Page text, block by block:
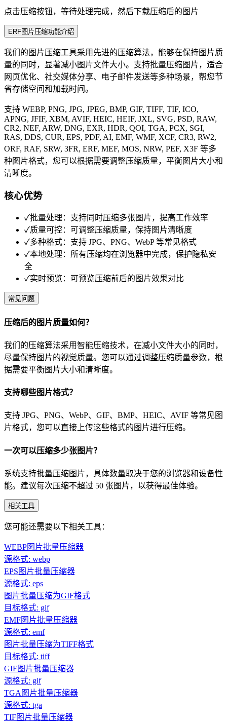
点击压缩按钮，等待处理完成，然后下载压缩后的图片
ERF图片压缩功能介绍
我们的图片压缩工具采用先进的压缩算法，能够在保持图片质
量的同时，显著减小图片文件大小。支持批量压缩图片，适合
网页优化、社交媒体分享、电子邮件发送等多种场景，帮您节
省存储空间和加载时间。
支持 WEBP, PNG, JPG, JPEG, BMP, GIF, TIFF, TIF, ICO,
APNG, JFIF, XBM, AVIF, HEIC, HEIF, JXL, SVG, PSD, RAW,
CR2, NEF, ARW, DNG, EXR, HDR, QOI, TGA, PCX, SGI,
RAS, DDS, CUR, EPS, PDF, AI, EMF, WMF, XCF, CR3, RW2,
ORF, RAF, SRW, 3FR, ERF, MEF, MOS, NRW, PEF, X3F 等多
种图片格式，您可以根据需要调整压缩质量，平衡图片大小和
清晰度。
核心优势
✓批量处理：支持同时压缩多张图片，提高工作效率
✓质量可控：可调整压缩质量，保持图片清晰度
✓多种格式：支持 JPG、PNG、WebP 等常见格式
✓本地处理：所有压缩均在浏览器中完成，保护隐私安
全
✓实时预览：可预览压缩前后的图片效果对比
常见问题
压缩后的图片质量如何？
我们的压缩算法采用智能压缩技术，在减小文件大小的同时，
尽量保持图片的视觉质量。您可以通过调整压缩质量参数，根
据需要平衡图片大小和清晰度。
支持哪些图片格式？
支持 JPG、PNG、WebP、GIF、BMP、HEIC、AVIF 等常见图
片格式，您可以直接上传这些格式的图片进行压缩。
一次可以压缩多少张图片？
系统支持批量压缩图片，具体数量取决于您的浏览器和设备性
能。建议每次压缩不超过 50 张图片，以获得最佳体验。
相关工具
您可能还需要以下相关工具：
WEBP图片批量压缩器
源格式: webp
EPS图片批量压缩器
源格式: eps
图片批量压缩为GIF格式
目标格式: gif
EMF图片批量压缩器
源格式: emf
图片批量压缩为TIFF格式
目标格式: tiff
GIF图片批量压缩器
源格式: gif
TGA图片批量压缩器
源格式: tga
TIF图片批量压缩器